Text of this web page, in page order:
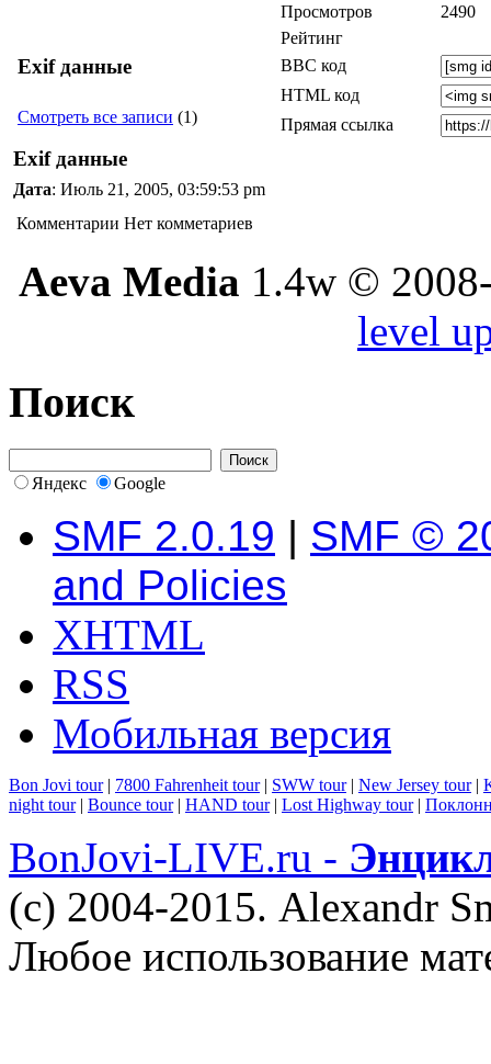
Просмотров
2490
Рейтинг
BBC код
HTML код
Прямая ссылка
Exif данные
Смотреть все записи (1)
Exif данные
Дата: Июль 21, 2005, 03:59:53 pm
Комментарии Нет комметариев
Aeva Media 1.4w ©
level
Поиск
Яндекс Google
SMF 2.0.19 | SMF ©
and Policies
XHTML
RSS
Мобильная версия
Bon Jovi tour| 7800 Fahrenheit tour| SWW tour| New Jersey tour|
night tour| Bounce tour| HAND tour| Lost Highway tour|
BonJovi-LIVE.ru -
(c) 2004-2015. Alexandr
Любое использование